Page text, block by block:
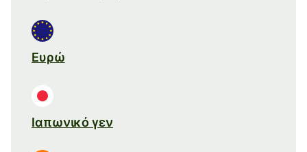
Ευρώ
Ιαπωνικό γεν